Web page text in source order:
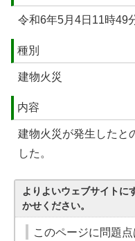
令和6年5月4日11時49
種別
建物火災
内容
建物火災が発生したと
した。
よりよいウェブサイトに
かせください。
このページに問題